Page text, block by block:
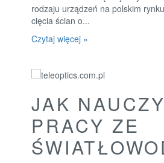
rodzaju urządzeń na polskim
cięcia ścian o...
Czytaj więcej »
JAK
PRACY ZE